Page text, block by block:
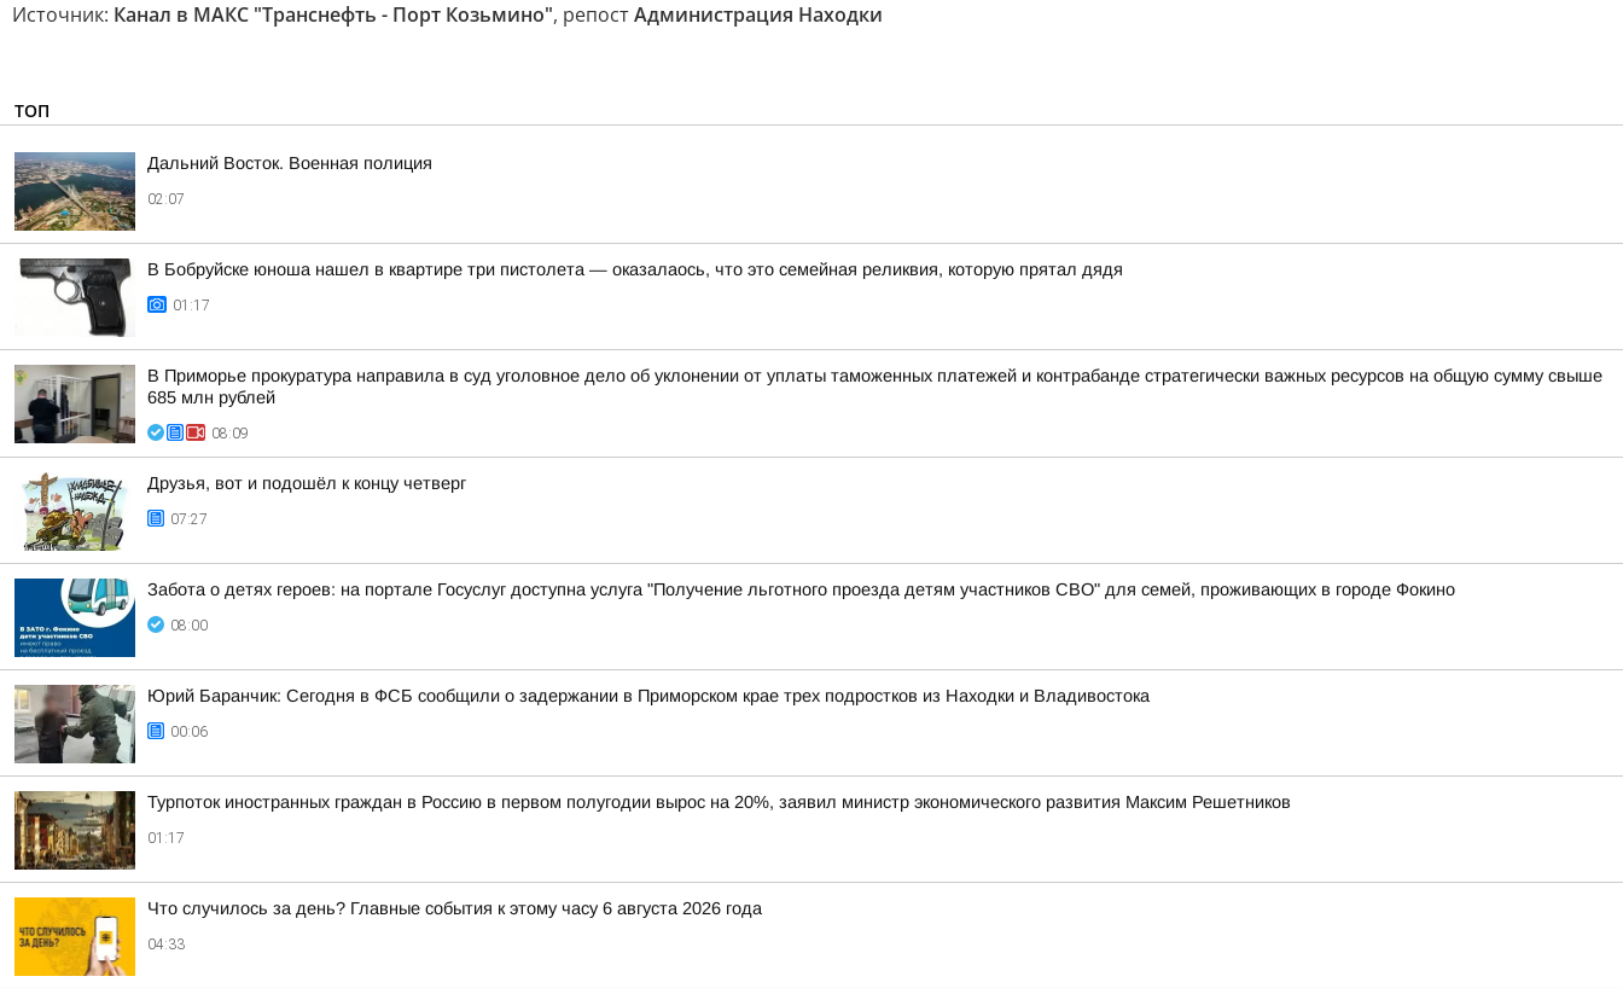
Источник: Канал в МАКС "Транснефть - Порт Козьмино", репостАдминистрация Находки
ТОП
Дальний Восток. Военная полиция
02:07
В Бобруйске юноша нашел в квартире три пистолета — оказалаось, что это семейная реликвия, которую прятал дядя
01:17
В Приморье прокуратура направила в суд уголовное дело об уклонении от уплаты таможенных платежей и контрабанде стратегически важных ресурсов на общую сумму свыше
685 млн рублей
08:09
Друзья, вот и подошёл к концу четверг
07:27
Забота о детях героев: на портале Госуслуг доступна услуга "Получение льготного проезда детям участников СВО" для семей, проживающих в городе Фокино
08:00
Юрий Баранчик: Сегодня в ФСБ сообщили о задержании в Приморском крае трех подростков из Находки и Владивостока
00:06
Турпоток иностранных граждан в Россию в первом полугодии вырос на 20%, заявил министр экономического развития Максим Решетников
01:17
Что случилось за день? Главные события к этому часу 6 августа 2026 года
04:33